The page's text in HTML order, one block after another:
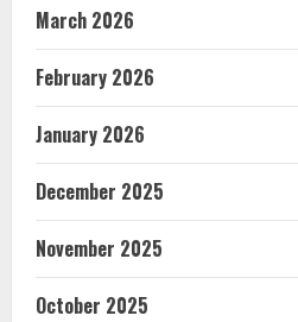
March 2026
February 2026
January 2026
December 2025
November 2025
October 2025